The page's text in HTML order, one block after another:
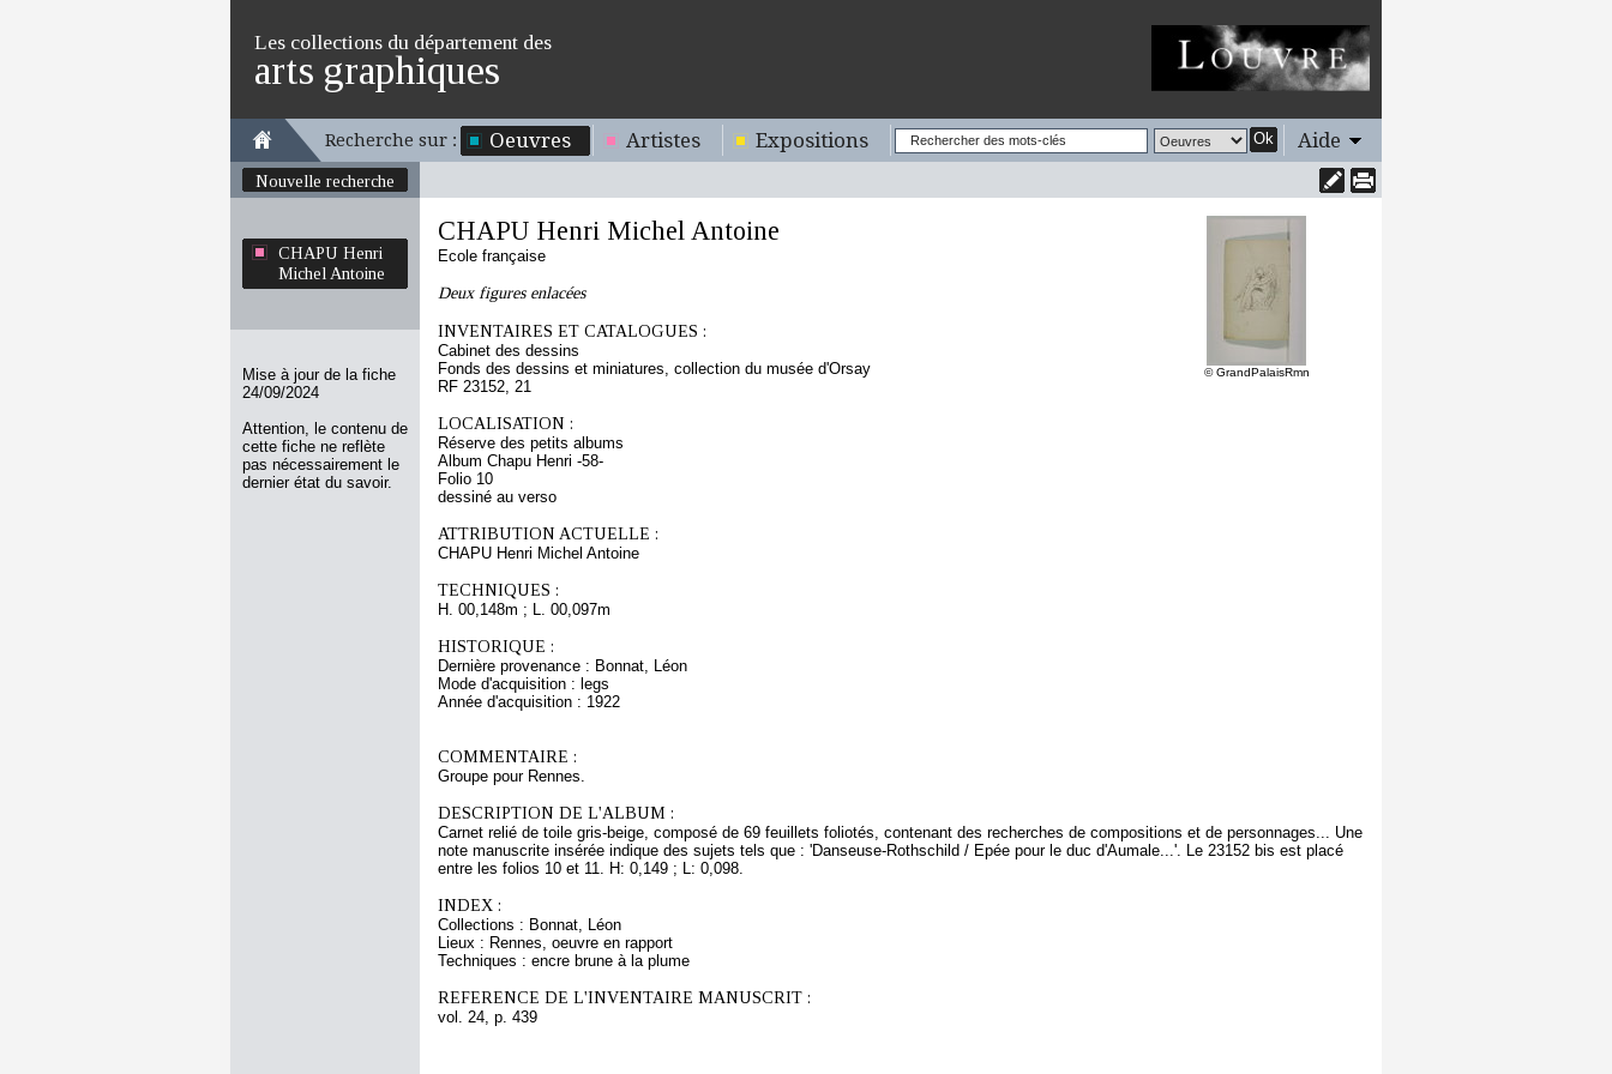
Les collections du département des
arts graphiques
Recherche sur : Oeuvres Artistes Expositions Ok Aide
Nouvelle recherche
CHAPU Henri
Michel Antoine
Mise à jour de la fiche
24/09/2024
Attention, le contenu de
cette fiche ne reflète
pas nécessairement le
dernier état du savoir.
© GrandPalaisRmn
CHAPU Henri Michel Antoine
Ecole française
Deux figures enlacées
INVENTAIRES ET CATALOGUES :
Cabinet des dessins
Fonds des dessins et miniatures, collection du musée d'Orsay
RF 23152, 21
LOCALISATION :
Réserve des petits albums
Album Chapu Henri -58-
Folio 10
dessiné au verso
ATTRIBUTION ACTUELLE :
CHAPU Henri Michel Antoine
TECHNIQUES :
H. 00,148m ; L. 00,097m
HISTORIQUE :
Dernière provenance : Bonnat, Léon
Mode d'acquisition : legs
Année d'acquisition : 1922
COMMENTAIRE :
Groupe pour Rennes.
DESCRIPTION DE L'ALBUM :
Carnet relié de toile gris-beige, composé de 69 feuillets foliotés, contenant des recherches de compositions et de personnages... Une
note manuscrite insérée indique des sujets tels que : 'Danseuse-Rothschild / Epée pour le duc d'Aumale...'. Le 23152 bis est placé
entre les folios 10 et 11. H: 0,149 ; L: 0,098.
INDEX :
Collections : Bonnat, Léon
Lieux : Rennes, oeuvre en rapport
Techniques : encre brune à la plume
REFERENCE DE L'INVENTAIRE MANUSCRIT :
vol. 24, p. 439